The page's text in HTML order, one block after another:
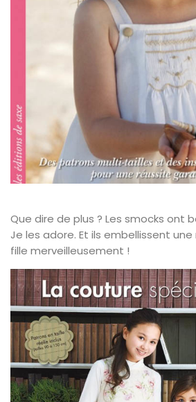
Que dire de plus ? Les smocks ont
Je les adore. Et ils embellissent
fille merveilleusement !